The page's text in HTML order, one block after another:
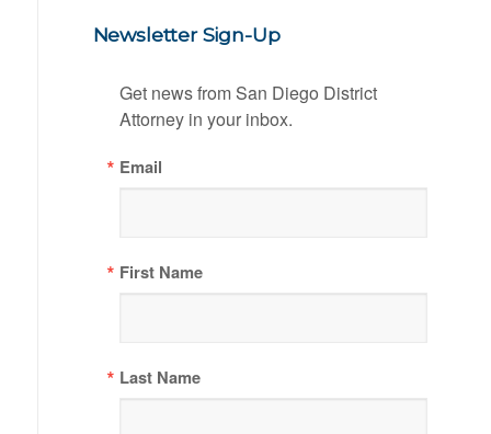
Newsletter Sign-Up
Get news from San Diego District
Attorney in your inbox.
Email
First Name
Last Name